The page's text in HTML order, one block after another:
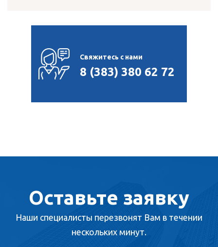
Свяжитесь с нами
8 (383) 380 62 72
Оставьте заявку
Наши специалисты перезвонят Вам в течении
нескольких минут.